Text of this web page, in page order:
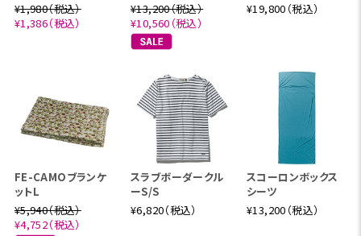
¥1,980（税込）
¥1,386（税込）
¥13,200（税込）
¥10,560（税込）
¥19,800（税込）
FE-CAMOブランケ
ットL
¥5,940（税込）
¥4,752（税込）
スラブボーダークル
ーS/S
¥6,820（税込）
スコーロンボックス
シーツ
¥13,200（税込）